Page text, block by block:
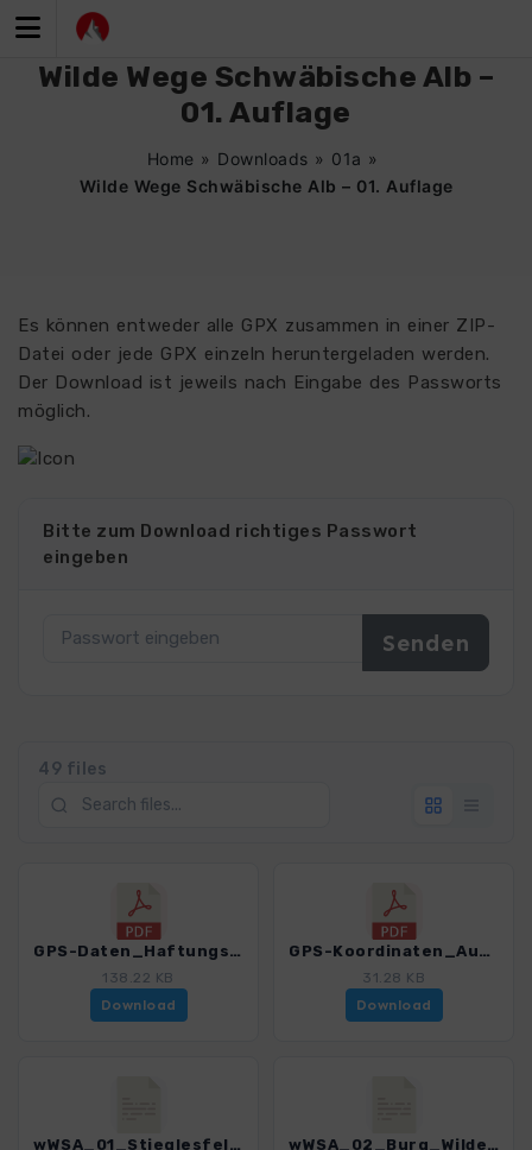
Inhalt
springenWilde Wege Schwäbische Alb –
01. Auflage
Home » Downloads » 01a »
Wilde Wege Schwäbische Alb – 01. Auflage
Es können entweder alle GPX zusammen in einer ZIP-
Datei oder jede GPX einzeln heruntergeladen werden.
Der Download ist jeweils nach Eingabe des Passworts
möglich.
Bitte zum Download richtiges Passwort
eingeben
49 files
GPS-Daten_Haftungsausschluss-Nutzungsbedingungen_WB_WildeWegeSchwaebischeAlb_3295_1.pdf
138.22 KB
Download
GPS-Koordinaten_Ausgangspunkte_WB_WildeWegeSchwaebischeAlb_3295_1.pdf
31.28 KB
Download
wWSA_01_Stieglesfels_und_Sperberloch_3295_1.gpx wWSA_02_Burg_Wildenstein_3295_1.gpx